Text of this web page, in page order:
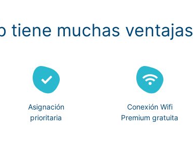
tiene muchas ventajas
Asignación
prioritaria
Conexión Wifi
Premium gratuita